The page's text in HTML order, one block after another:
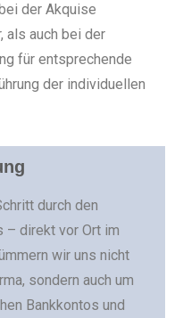
der Akquise
als auch bei der
für entsprechende
der individuellen
durch den
– direkt vor Ort im
wir uns nicht
sondern auch um
Bankkontos und